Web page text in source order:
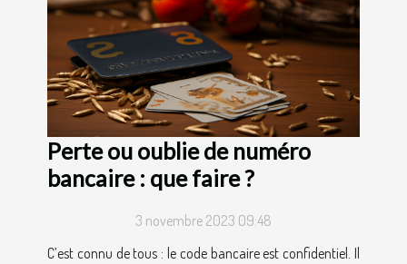
Perte ou oublie de numéro
bancaire : que faire ?
3 novembre 2023 09:48
C’est connu de tous : le code bancaire est confidentiel. Il